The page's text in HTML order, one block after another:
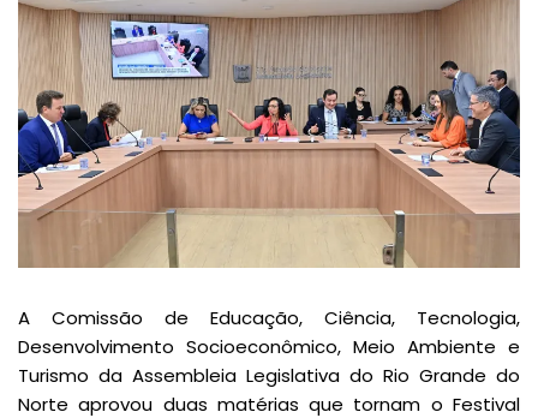
A Comissão de Educação, Ciência, Tecnologia,
Desenvolvimento Socioeconômico, Meio Ambiente e
Turismo da Assembleia Legislativa do Rio Grande do
Norte aprovou duas matérias que tornam o Festival